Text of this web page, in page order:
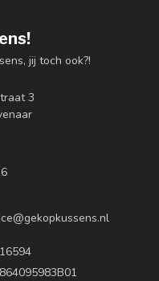
jij toch ook?!
3